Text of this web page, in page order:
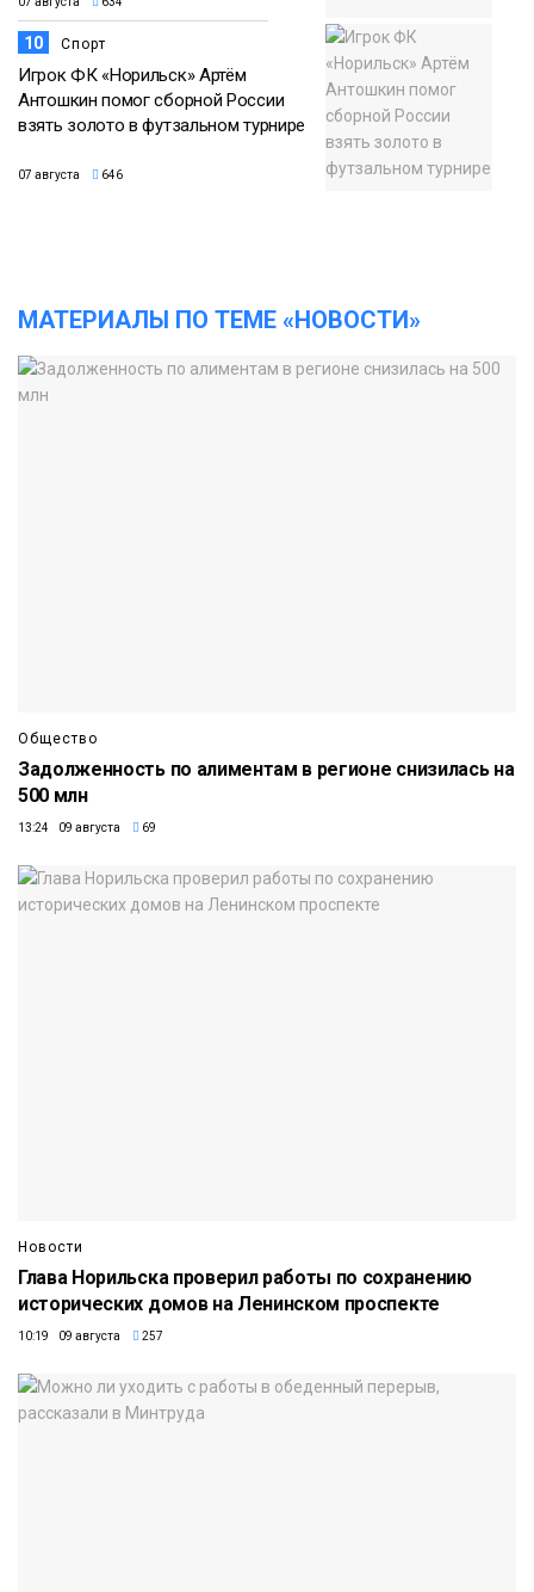
10 Спорт
Игрок ФК «Норильск» Артём
Антошкин помог сборной России
взять золото в футзальном турнире
07 августа 646
МАТЕРИАЛЫ ПО ТЕМЕ «НОВОСТИ»
Общество
Задолженность по алиментам в регионе снизилась на
500 млн
13:24 09 августа 69
Новости
Глава Норильска проверил работы по сохранению
исторических домов на Ленинском проспекте
10:19 09 августа 257